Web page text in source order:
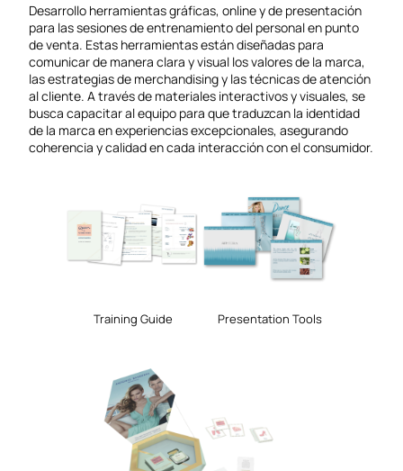
Desarrollo herramientas gráficas, online y de presentación
para las sesiones de entrenamiento del personal en punto
de venta. Estas herramientas están diseñadas para
comunicar de manera clara y visual los valores de la marca,
las estrategias de merchandising y las técnicas de atención
al cliente. A través de materiales interactivos y visuales, se
busca capacitar al equipo para que traduzcan la identidad
de la marca en experiencias excepcionales, asegurando
coherencia y calidad en cada interacción con el consumidor.
Training Guide Presentation Tools